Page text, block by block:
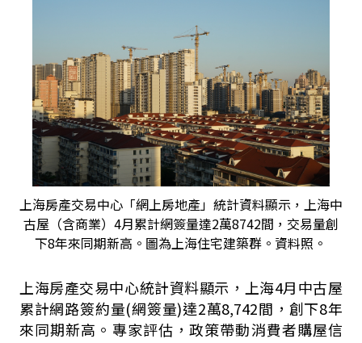
上海房產交易中心「網上房地產」統計資料顯示，上海中
古屋（含商業）4月累計網簽量達2萬8742間，交易量創
下8年來同期新高。圖為上海住宅建築群。資料照。
上海房產交易中心統計資料顯示，上海4月中古屋
累計網路簽約量(網簽量)達2萬8,742間，創下8年
來同期新高。專家評估，政策帶動消費者購屋信